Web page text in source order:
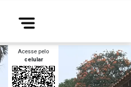
Acesse pelo
celular